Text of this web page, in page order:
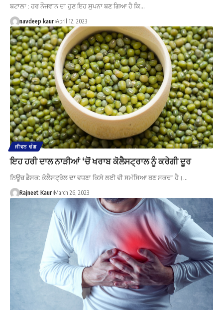
ਬਟਾਲਾ : ਹਰ ਨੌਜਵਾਨ ਦਾ ਹੁਣ ਇਹ ਸੁਪਨਾ ਬਣ ਗਿਆ ਹੈ ਕਿ…
navdeep kaur April 12, 2023
ਜੀਵਨ ਢੰਗ
ਇਹ ਹਰੀ ਦਾਲ ਨਾੜੀਆਂ ‘ਚੋਂ ਖਰਾਬ ਕੋਲੈਸਟ੍ਰਾਲ ਨੂੰ ਕਰੇਗੀ ਦੂਰ
ਨਿਊਜ਼ ਡੈਸਕ: ਕੋਲੈਸਟ੍ਰੋਲ ਦਾ ਵਧਣਾ ਕਿਸੇ ਲਈ ਵੀ ਸਮੱਸਿਆ ਬਣ ਸਕਦਾ ਹੈ।…
Rajneet Kaur March 26, 2023